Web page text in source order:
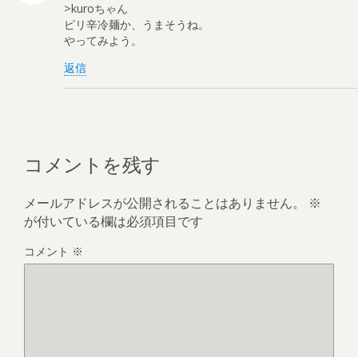
>kuroちゃん
ピリ辛冷麺か、うまそうね。
やってみよう。
返信
コメントを残す
メールアドレスが公開されることはありません。
※
が付いている欄は必須項目です
コメント ※